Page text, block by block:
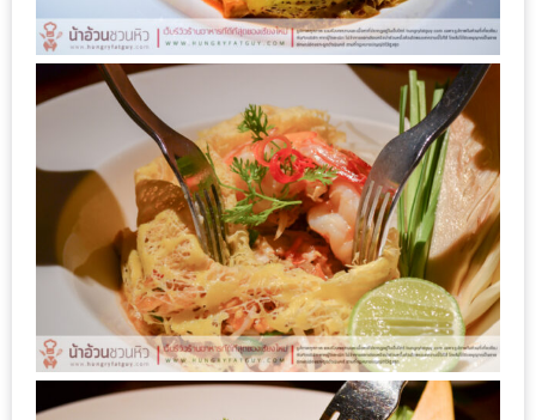
กับ
วงใน
แจก
ฟรี
LINE
GIFTCODE!
ลายแทง
ความ
อร่อย
ทั่ว
เชียงใหม่